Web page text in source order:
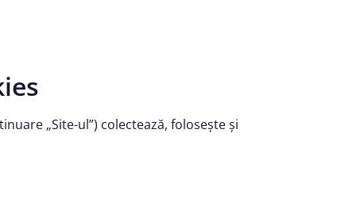
„Site-ul”) colectează, folosește și